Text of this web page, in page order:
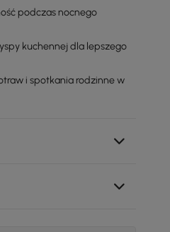
podczas nocnego
kuchennej dla lepszego
i spotkania rodzinne w